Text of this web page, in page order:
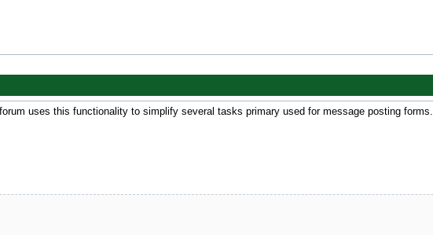
uses this functionality to simplify several tasks primary used for message posting forms.